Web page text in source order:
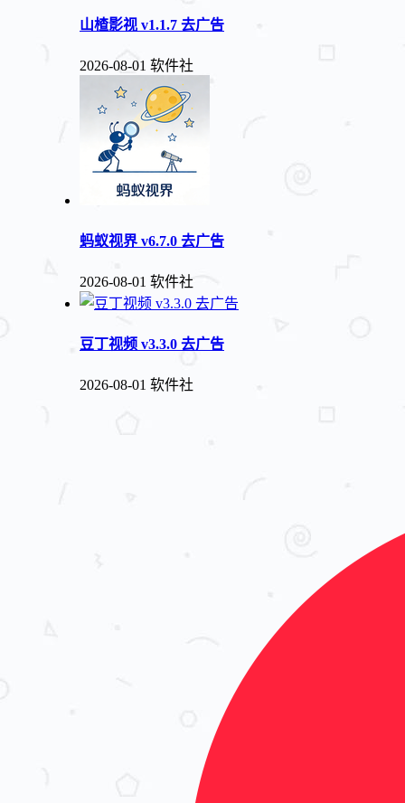
山楂影视 v1.1.7 去广告
2026-08-01 软件社
蚂蚁视界 v6.7.0 去广告
2026-08-01 软件社
豆丁视频 v3.3.0 去广告
2026-08-01 软件社